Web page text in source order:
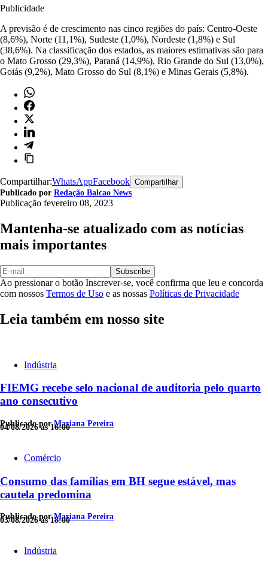
Publicidade
A previsão é de crescimento nas cinco regiões do país: Centro-Oeste
(8,6%), Norte (11,1%), Sudeste (1,0%), Nordeste (1,8%) e Sul
(38,6%). Na classificação dos estados, as maiores estimativas são para
o Mato Grosso (29,3%), Paraná (14,9%), Rio Grande do Sul (13,0%),
Goiás (9,2%), Mato Grosso do Sul (8,1%) e Minas Gerais (5,8%).
Compartilhar:WhatsAppFacebook Compartilhar
Publicado por Redação Balcao News
Publicação fevereiro 08, 2023
Mantenha-se atualizado com as notícias
mais importantes
Subscribe
Ao pressionar o botão Inscrever-se, você confirma que leu e concorda
com nossos Termos de Uso e as nossas Políticas de Privacidade
Leia também em nosso site
Indústria
FIEMG recebe selo nacional de auditoria pelo quarto
ano consecutivo
Publicado porMariana Pereira
04/08/2026 às 16:00
Comércio
Consumo das famílias em BH segue estável, mas
cautela predomina
Publicado porMariana Pereira
03/08/2026 às 18:00
Indústria